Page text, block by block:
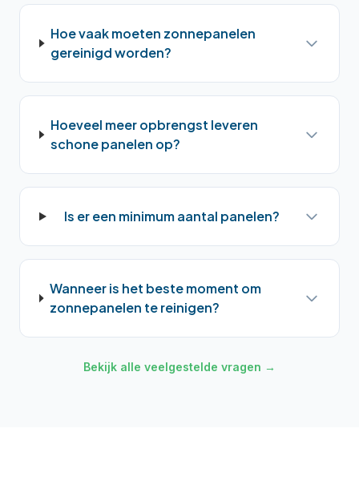
Hoe vaak moeten zonnepanelen
gereinigd worden?
Hoeveel meer opbrengst leveren
schone panelen op?
Is er een minimum aantal panelen?
Wanneer is het beste moment om
zonnepanelen te reinigen?
Bekijk alle veelgestelde vragen →